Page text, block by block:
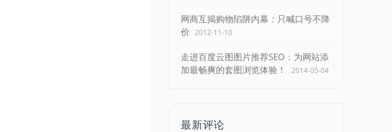
网商互揭购物陷阱内幕：只喊口号不降
价 2012-11-10
走进百度云图图片推荐SEO：为网站添
加最畅爽的套图浏览体验！
2014-05-04
最新评论